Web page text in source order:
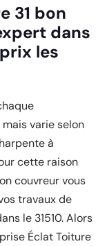
31 bon
dans
les
varie selon
à
cette raison
couvreur vous
travaux de
le 31510. Alors
Éclat Toiture